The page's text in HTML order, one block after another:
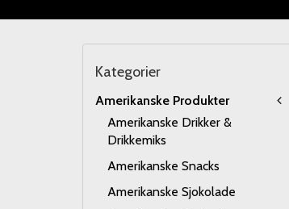
Kategorier
Amerikanske Produkter
Amerikanske Drikker &
Drikkemiks
Amerikanske Snacks
Amerikanske Sjokolade